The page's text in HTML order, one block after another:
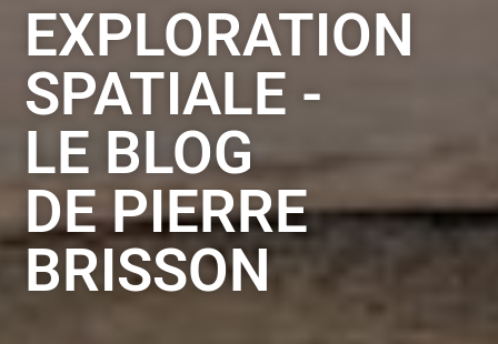
EXPLORATION
SPATIALE -
LE BLOG
DE PIERRE
BRISSON